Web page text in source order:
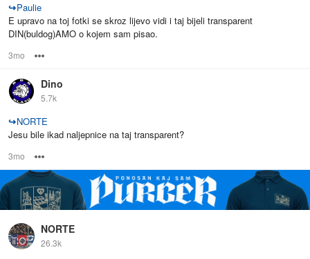
↪Paulie
E upravo na toj fotki se skroz lijevo vidi i taj bijeli transparent
DIN(buldog)AMO o kojem sam pisao.
3mo
Dino
5.7k
↪NORTE
Jesu bile ikad naljepnice na taj transparent?
3mo
NORTE
26.3k